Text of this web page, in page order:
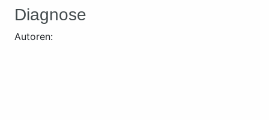
Diagnose
Autoren: